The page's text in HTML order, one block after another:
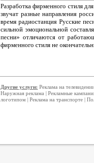
Разработка фирменного стиля
звучат разные направления
время радиостанция Русские
сильной эмоциональной
песни» отличаются от
фирменного стиля не
Другие услуги: Реклама на
Наружная реклама | Рекламные
логотипом | Реклама на транспорте |